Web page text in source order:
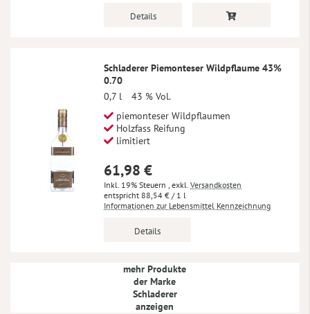
Details
Schladerer Piemonteser Wildpflaume 43%
0.70
0,7 l
43 % Vol.
piemonteser Wildpflaumen
Holzfass Reifung
limitiert
61,98 €
Inkl. 19% Steuern , exkl. Versandkosten
88,54 € / 1 l
Informationen zur Lebensmittel Kennzeichnung
Details
mehr Produkte
der Marke
Schladerer
anzeigen